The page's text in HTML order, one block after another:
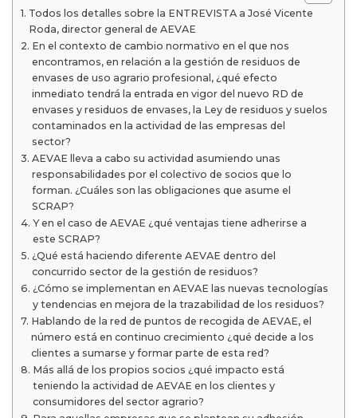
Todos los detalles sobre la ENTREVISTA a José Vicente
Roda, director general de AEVAE
En el contexto de cambio normativo en el que nos
encontramos, en relación a la gestión de residuos de
envases de uso agrario profesional, ¿qué efecto
inmediato tendrá la entrada en vigor del nuevo RD de
envases y residuos de envases, la Ley de residuos y suelos
contaminados en la actividad de las empresas del
sector?
AEVAE lleva a cabo su actividad asumiendo unas
responsabilidades por el colectivo de socios que lo
forman. ¿Cuáles son las obligaciones que asume el
SCRAP?
Y en el caso de AEVAE ¿qué ventajas tiene adherirse a
este SCRAP?
¿Qué está haciendo diferente AEVAE dentro del
concurrido sector de la gestión de residuos?
¿Cómo se implementan en AEVAE las nuevas tecnologías
y tendencias en mejora de la trazabilidad de los residuos?
Hablando de la red de puntos de recogida de AEVAE, el
número está en continuo crecimiento ¿qué decide a los
clientes a sumarse y formar parte de esta red?
Más allá de los propios socios ¿qué impacto está
teniendo la actividad de AEVAE en los clientes y
consumidores del sector agrario?